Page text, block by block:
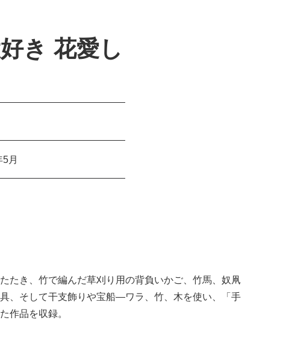
き 花愛し
月
たき、竹で編んだ草刈り用の背負いかご、竹馬、奴凧
、そして干支飾りや宝船—ワラ、竹、木を使い、「手
作品を収録。